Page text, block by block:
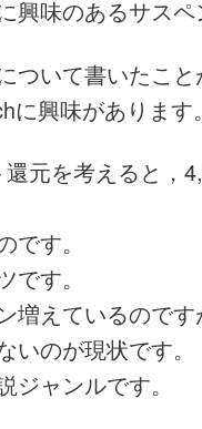
興味のあるサス
ついて書いたこ
に興味があります
元を考えると，
す。
です。
増えているので
いのが現状です。
ジャンルです。